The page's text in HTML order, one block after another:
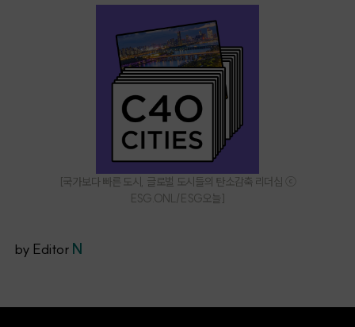
[국가보다 빠른 도시, 글로벌 도시들의 탄소감축 리더십 ⓒ
ESG.ONL/ESG오늘]
by Editor N